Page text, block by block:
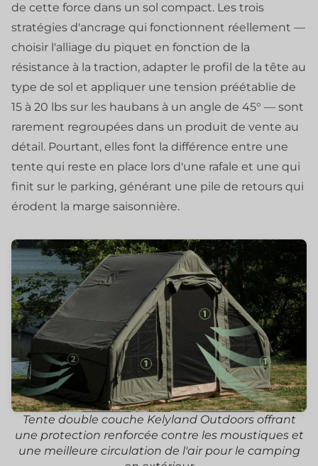
de cette force dans un sol compact. Les trois
stratégies d'ancrage qui fonctionnent réellement —
choisir l'alliage du piquet en fonction de la
résistance à la traction, adapter le profil de la tête au
type de sol et appliquer une tension préétablie de
15 à 20 lbs sur les haubans à un angle de 45° — sont
rarement regroupées dans un produit de vente au
détail. Pourtant, elles font la différence entre une
tente qui reste en place lors d'une rafale et une qui
finit sur le parking, générant une pile de retours qui
érodent la marge saisonnière.
Tente double couche Kelyland Outdoors offrant
une protection renforcée contre les moustiques et
une meilleure circulation de l'air pour le camping